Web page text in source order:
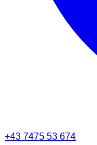
+43 7475 53 674